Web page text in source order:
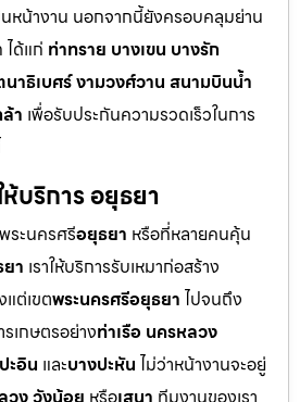
นหน้างาน นอกจากนี้ยังครอบคลุมย่าน
ด้แก่ ท่าทราย บางเขน บางรัก
าธิเบศร์ งามวงศ์วาน สนามบินน้ำ
า เพื่อรับประกันความรวดเร็วในการ
บริการ อยุธยา
ระนครศรีอยุธยา หรือที่หลายคนคุ้น
า เราให้บริการรับเหมาก่อสร้าง
ต่เขตพระนครศรีอยุธยา ไปจนถึง
เกษตรอย่างท่าเรือ นครหลวง
ะอิน และบางปะหัน ไม่ว่าหน้างานจะอยู่